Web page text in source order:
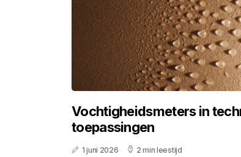
Vochtigheidsmeters in
toepassingen
1 juni 2026 2 min leestijd